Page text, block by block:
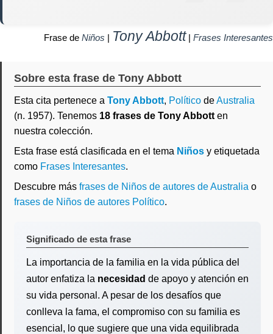
Frase de Niños | Tony Abbott| Frases Interesantes
Sobre esta frase de Tony Abbott
Esta cita pertenece a Tony Abbott, Político deAustralia
(n. 1957). Tenemos 18 frases de Tony Abbott en
nuestra colección.
Esta frase está clasificada en el tema Niños y etiquetada
como Frases Interesantes.
Descubre más frases de Niños de autores de Australia o
frases de Niños de autores Político.
Significado de esta frase
La importancia de la familia en la vida pública del
autor enfatiza la necesidad de apoyo y atención en
su vida personal. A pesar de los desafíos que
conlleva la fama, el compromiso con su familia es
esencial, lo que sugiere que una vida equilibrada